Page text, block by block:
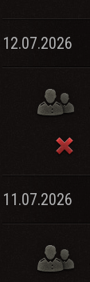
12.07.2026
11.07.2026